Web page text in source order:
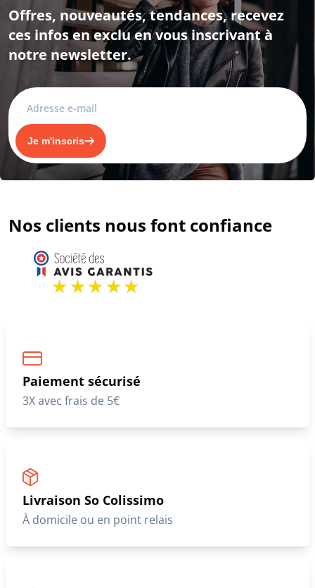
Nos clients nous font confiance
Paiement sécurisé
3X avec frais de 5€
Livraison So Colissimo
À domicile ou en point relais
Offres, nouveautés, tendances, recevez
ces infos en exclu en vous inscrivant à
notre newsletter.
Je m'inscris